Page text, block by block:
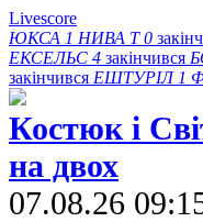
Livescore
ЮКСА 1 НИВА Т 0
ЕКСЕЛЬС 4 закінчився
закінчився ЕШТУРІЛ 1
Костюк і
на двох
07.08.26